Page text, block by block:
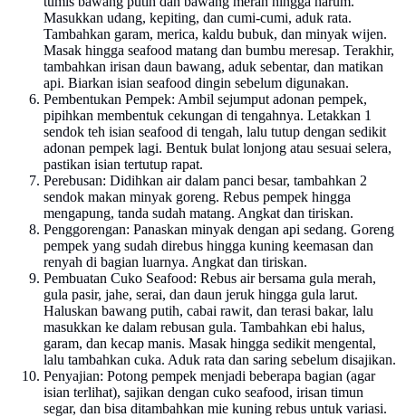
Masukkan udang, kepiting, dan cumi-cumi, aduk rata.
Tambahkan garam, merica, kaldu bubuk, dan minyak wijen.
Masak hingga seafood matang dan bumbu meresap. Terakhir,
tambahkan irisan daun bawang, aduk sebentar, dan matikan
api. Biarkan isian seafood dingin sebelum digunakan.
Pembentukan Pempek: Ambil sejumput adonan pempek,
pipihkan membentuk cekungan di tengahnya. Letakkan 1
sendok teh isian seafood di tengah, lalu tutup dengan sedikit
adonan pempek lagi. Bentuk bulat lonjong atau sesuai selera,
pastikan isian tertutup rapat.
Perebusan: Didihkan air dalam panci besar, tambahkan 2
sendok makan minyak goreng. Rebus pempek hingga
mengapung, tanda sudah matang. Angkat dan tiriskan.
Penggorengan: Panaskan minyak dengan api sedang. Goreng
pempek yang sudah direbus hingga kuning keemasan dan
renyah di bagian luarnya. Angkat dan tiriskan.
Pembuatan Cuko Seafood: Rebus air bersama gula merah,
gula pasir, jahe, serai, dan daun jeruk hingga gula larut.
Haluskan bawang putih, cabai rawit, dan terasi bakar, lalu
masukkan ke dalam rebusan gula. Tambahkan ebi halus,
garam, dan kecap manis. Masak hingga sedikit mengental,
lalu tambahkan cuka. Aduk rata dan saring sebelum disajikan.
Penyajian: Potong pempek menjadi beberapa bagian (agar
isian terlihat), sajikan dengan cuko seafood, irisan timun
segar, dan bisa ditambahkan mie kuning rebus untuk variasi.